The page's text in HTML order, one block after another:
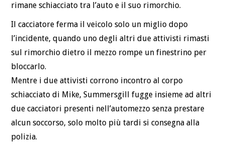
rimane schiacciato tra l’auto e il suo rimorchio.
Il cacciatore ferma il veicolo solo un miglio dopo
l’incidente, quando uno degli altri due attivisti rimasti
sul rimorchio dietro il mezzo rompe un finestrino per
bloccarlo.
Mentre i due attivisti corrono incontro al corpo
schiacciato di Mike, Summersgill fugge insieme ad altri
due cacciatori presenti nell’automezzo senza prestare
alcun soccorso, solo molto più tardi si consegna alla
polizia.